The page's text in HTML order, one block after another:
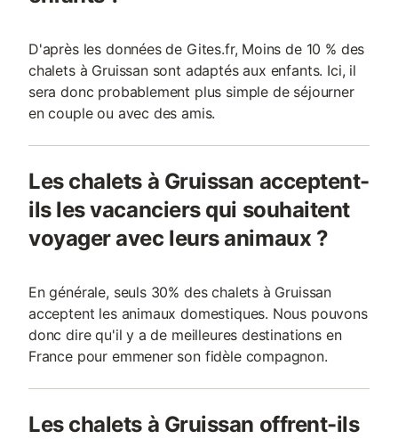
D'après les données de Gites.fr, Moins de 10 % des
chalets à Gruissan sont adaptés aux enfants. Ici, il
sera donc probablement plus simple de séjourner
en couple ou avec des amis.
Les chalets à Gruissan acceptent-
ils les vacanciers qui souhaitent
voyager avec leurs animaux ?
En générale, seuls 30% des chalets à Gruissan
acceptent les animaux domestiques. Nous pouvons
donc dire qu'il y a de meilleures destinations en
France pour emmener son fidèle compagnon.
Les chalets à Gruissan offrent-ils